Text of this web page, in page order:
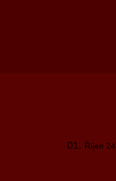
01. Říjen 24